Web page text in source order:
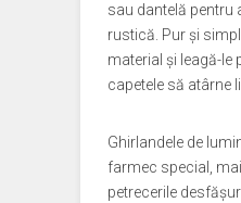
sau dantelă pentru
rustică. Pur și
material și leagă-le
capetele să atârne
Ghirlandele de
farmec special,
petrecerile